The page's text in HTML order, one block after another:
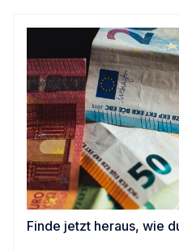
Finde jetzt heraus, wie